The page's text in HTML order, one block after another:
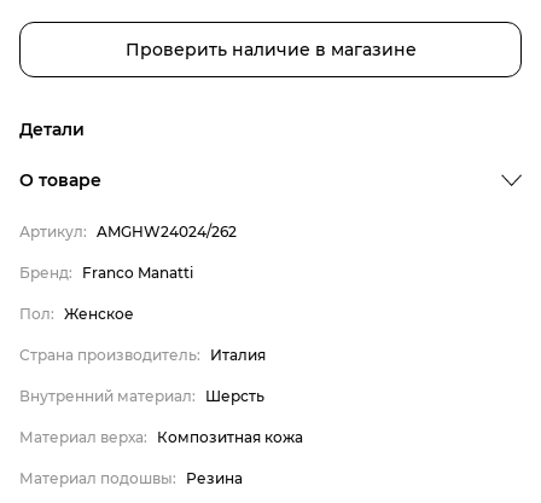
Проверить наличие в магазине
Детали
Страна производитель
Внутренний материал
Материал верха
Материал подошвы
Материал стельки
Женское
Италия
О товаре
Артикул: AMGHW24024/262
Бренд: Franco Manatti
Пол: Женское
Страна производитель: Италия
Внутренний материал: Шерсть
Материал верха: Композитная кожа
Материал подошвы: Резина